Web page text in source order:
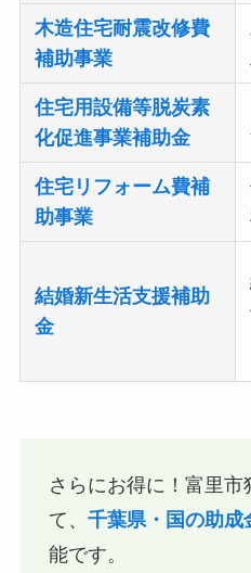
木造住宅耐震改修費
補助事業
住宅用設備等脱炭素
化促進事業補助金
住宅リフォーム費補
助事業
結婚新生活支援補助
金
さらにお得に！富里市
て、 千葉県・国の助成
能です。